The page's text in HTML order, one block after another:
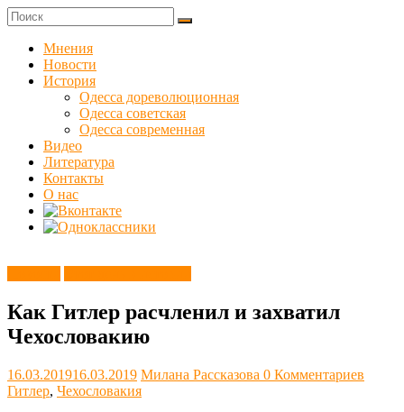
Skip
to
content
Куликовец
Сайт
одесского
сопротивления
Мнения
Новости
История
Одесса дореволюционная
Одесса советская
Одесса современная
Видео
Литература
Контакты
О нас
Как Гитлер расчленил и захватил
Чехословакию
16.03.201916.03.2019 Милана Рассказова 0 Комментариев
Гитлер, Чехословакия